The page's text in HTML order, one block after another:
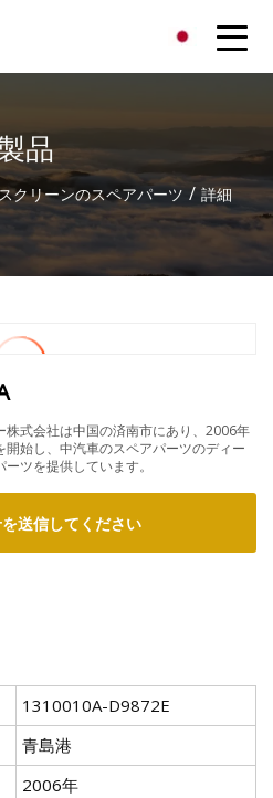
品
スクリーンのスペアパーツ / 詳細
式会社は中国の済南市にあり、2006年
始し、中汽車のスペアパーツのディー
ツを提供しています。
送信してください
1310010A-D9872E
青島港
2006年